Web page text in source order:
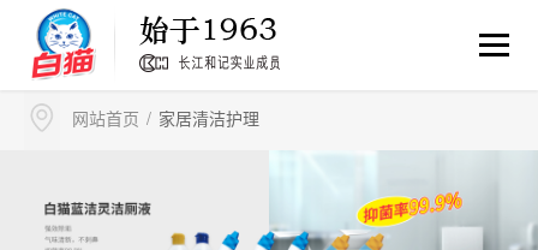
网站首页 / 家居清洁护理